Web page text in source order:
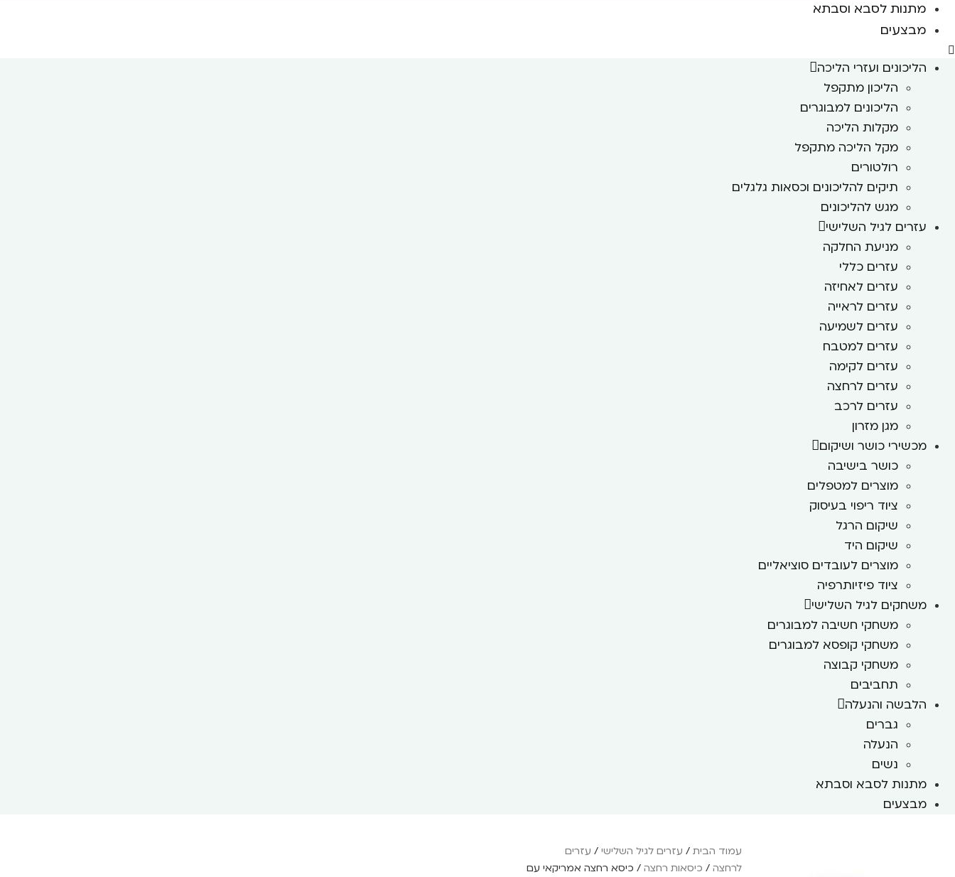
מתנות לסבא וסבתא
מבצעים
הליכונים ועזרי הליכה
הליכון מתקפל
הליכונים למבוגרים
מקלות הליכה
מקל הליכה מתקפל
רולטורים
תיקים להליכונים וכסאות גלגלים
מגש להליכונים
עזרים לגיל השלישי
מניעת החלקה
עזרים כללי
עזרים לאחיזה
עזרים לראייה
עזרים לשמיעה
עזרים למטבח
עזרים לקימה
עזרים לרחצה
עזרים לרכב
מגן מזרון
מכשירי כושר ושיקום
כושר בישיבה
מוצרים למטפלים
ציוד ריפוי בעיסוק
שיקום הרגל
שיקום היד
מוצרים לעובדים סוציאליים
ציוד פיזיותרפיה
משחקים לגיל השלישי
משחקי חשיבה למבוגרים
משחקי קופסא למבוגרים
משחקי קבוצה
תחביבים
הלבשה והנעלה
גברים
הנעלה
נשים
מתנות לסבא וסבתא
מבצעים
עמוד הבית/ עזרים לגיל השלישי/ עזרים
לרחצה/ כיסאות רחצה/ כיסא רחצה אמריקאי עם